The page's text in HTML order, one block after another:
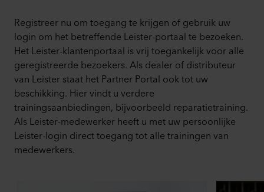
Registreer nu om toegang te krijgen of gebruik uw
login om het betreffende Leister-portaal te bezoeken.
Het Leister-klantenportaal is vrij toegankelijk voor alle
geregistreerde bezoekers. Als dealer of distributeur
van Leister staat het Partner Portal ook tot uw
beschikking. Hier vindt u verdere
trainingsaanbiedingen, bijvoorbeeld reparatietraining.
Als Leister-medewerker heeft u met uw persoonlijke
Leister-login direct toegang tot alle trainingen van
medewerkers.